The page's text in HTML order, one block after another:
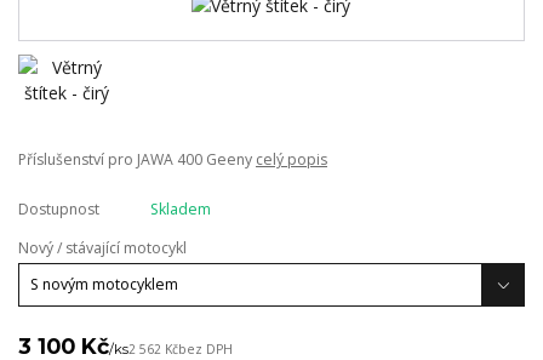
Příslušenství pro JAWA 400 Geeny celý popis
Dostupnost
Skladem
Nový / stávající motocykl
3 100 Kč/ks2 562 Kčbez DPH